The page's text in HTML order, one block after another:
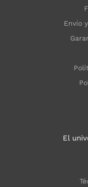
Envío
El